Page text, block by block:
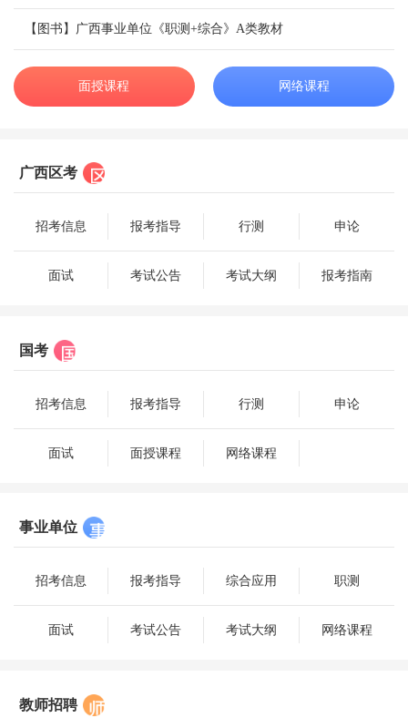
【图书】广西事业单位《职测+综合》A类教材
面授课程 网络课程
广西区考
招考信息 报考指导 行测 申论
面试 考试公告 考试大纲 报考指南
国考
招考信息 报考指导 行测 申论
面试 面授课程 网络课程
事业单位
招考信息 报考指导 综合应用 职测
面试 考试公告 考试大纲 网络课程
教师招聘